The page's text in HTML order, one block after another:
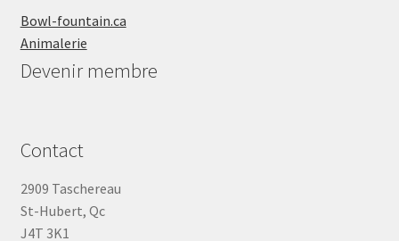
Bowl-fountain.ca
Animalerie
Devenir membre
Contact
2909 Taschereau
St-Hubert, Qc
J4T 3K1